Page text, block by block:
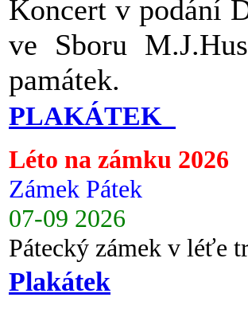
Koncert v podání
ve Sboru
památek.
PLAKÁTEK
Léto na zámku 2026
Zámek Pátek
07-09 2026
Pátecký zámek v léťe
Plakátek